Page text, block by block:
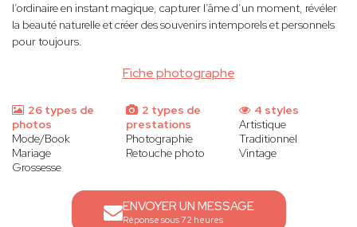
Fiche photographe
l’ordinaire en instant magique, capturer l’âme d’un moment, révéler
la beauté naturelle et créer des souvenirs intemporels et personnels
pour toujours.
26 types de
photos
Mode/Book
Mariage
Grossesse
2 types de
prestations
Photographie
Retouche photo
4 styles
Artistique
Traditionnel
Vintage
ENVOYER UN MESSAGE
Réponse sous 72 heures